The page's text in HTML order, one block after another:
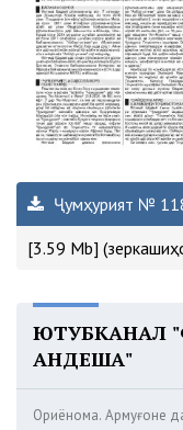
Ҷумҳурият №
[3.59 Mb]
ЮТУБКАНАЛ
АНДЕША"
Ориёнома. Армуғоне